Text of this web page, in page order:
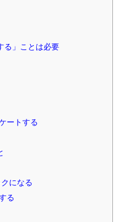
る」ことは必要
ートする
になる
る